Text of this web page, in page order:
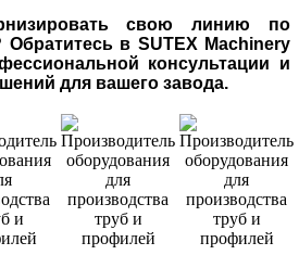
свою линию по
Обратитесь в SUTEX Machinery
консультации и
для вашего завода.